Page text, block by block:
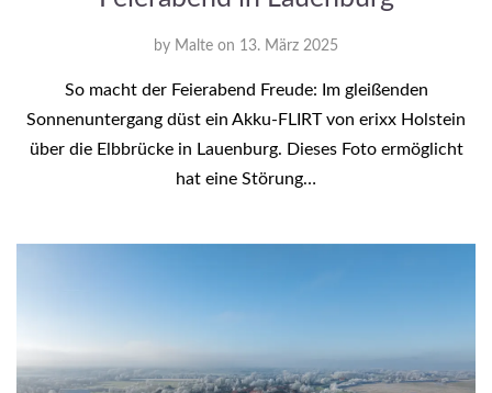
by Malte on 13. März 2025
So macht der Feierabend Freude: Im gleißenden
Sonnenuntergang düst ein Akku-FLIRT von erixx Holstein
über die Elbbrücke in Lauenburg. Dieses Foto ermöglicht
hat eine Störung…